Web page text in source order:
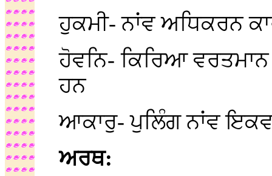
ਹੁਕਮੀ- ਨਾਂਵ ਅਧਿਕਰਨ
ਹੋਵਨਿ- ਕਿਰਿਆ
ਹਨ
ਆਕਾਰੁ- ਪੁਲਿੰਗ ਨਾਂਵ
ਅਰਥ: